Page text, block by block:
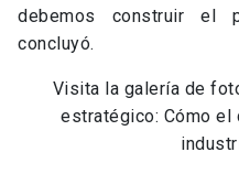
debemos construir el
concluyó.
Visita la galería de
estratégico: Cómo el